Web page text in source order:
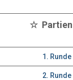
☆
1. Runde
2. Runde